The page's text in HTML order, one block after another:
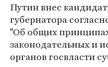
Путин внес
губернатора
"Об общих
законодательных и
органов госвласти